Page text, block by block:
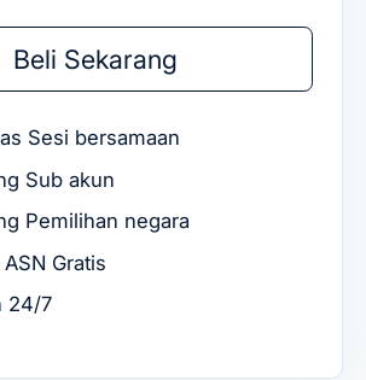
Beli Sekarang
Sesi bersamaan
Sub akun
Pemilihan negara
Gratis
24/7